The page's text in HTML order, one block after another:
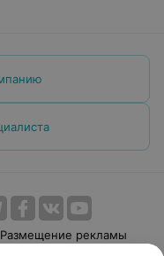
Размещение рекламы